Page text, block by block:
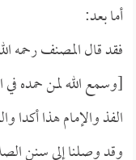
أما بعد:
فقد قال المصنف رحمه
[وسمع الله لمن حمده
الفذ والإمام هذا أكدا
وقد وصلنا إلى سنن